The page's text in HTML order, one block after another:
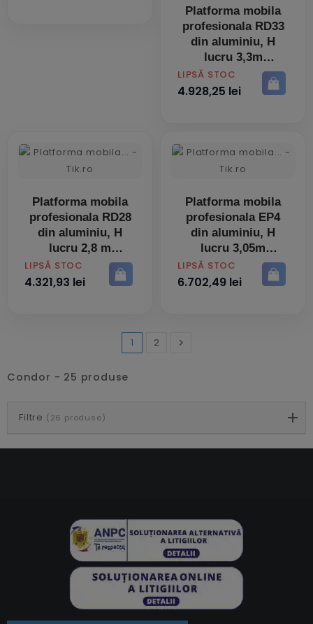
Filtre (26 produse)
Platforma mobila
profesionala RD33
din aluminiu, H
lucru 3,3m
PRET
LIPSĂ STOC
4.928,25 lei
Platforma mobila
profesionala RD28
din aluminiu, H
lucru 2,8 m
PRET
LIPSĂ STOC
4.321,93 lei
Platforma mobila
profesionala EP4
din aluminiu, H
lucru 3,05m
PRET
LIPSĂ STOC
6.702,49 lei
1 2 Inainte

Condor - 25 produse